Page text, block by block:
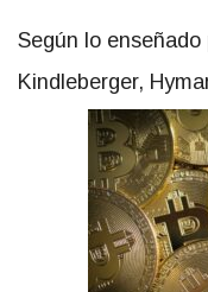
Según lo enseñado
Kindleberger,